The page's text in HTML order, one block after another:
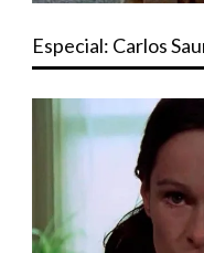
Especial: Carlos